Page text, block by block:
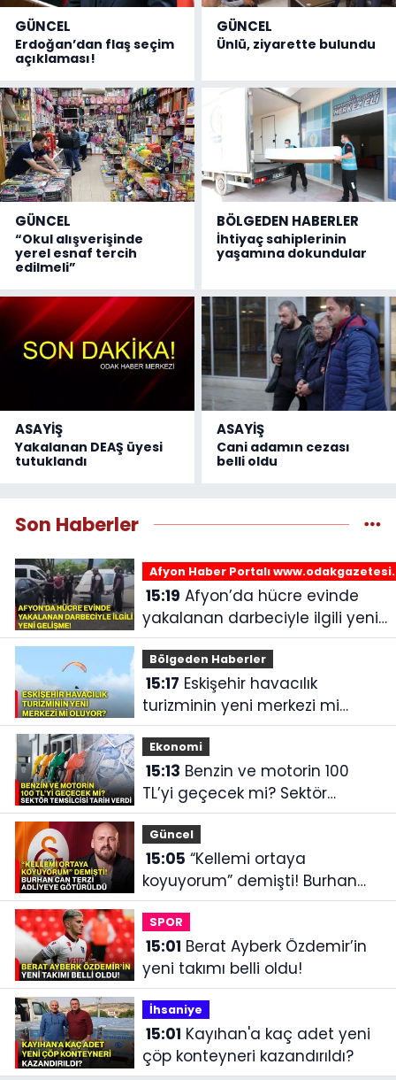
GÜNCEL
Erdoğan’dan flaş seçim
açıklaması!
GÜNCEL
Ünlü, ziyarette bulundu
GÜNCEL
“Okul alışverişinde
yerel esnaf tercih
edilmeli”
BÖLGEDEN HABERLER
İhtiyaç sahiplerinin
yaşamına dokundular
ASAYİŞ
Yakalanan DEAŞ üyesi
tutuklandı
ASAYİŞ
Cani adamın cezası
belli oldu
Son Haberler
Afyon Haber Portalı
15:19
yakalanan darbeciyle ilgili yeni
gelişme!
Bölgeden Haberler
15:17
turizminin yeni merkezi mi
oluyor?
Ekonomi
15:13
TL’yi geçecek mi? Sektör
temsilcisi tarih verdi
Güncel
15:05
koyuyorum” demişti! Burhan
Can Terzi adliyeye götürüldü
SPOR
15:01
yeni takımı belli oldu!
İhsaniye‎
15:01
çöp konteyneri kazandırıldı?